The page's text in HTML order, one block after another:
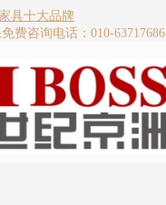
具十大品牌
免费咨询电话：010-63717686